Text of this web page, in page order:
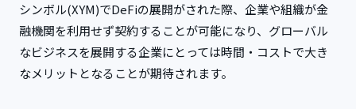
シンボル(XYM)でDeFiの展開がされた際、企業や組織が金
融機関を利用せず契約することが可能になり、グローバル
なビジネスを展開する企業にとっては時間・コストで大き
なメリットとなることが期待されます。